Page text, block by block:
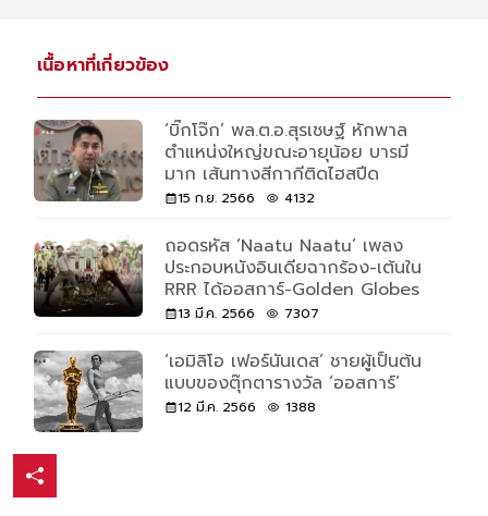
เนื้อหาที่เกี่ยวข้อง
‘บิ๊กโจ๊ก’ พล.ต.อ.สุรเชษฐ์ หักพาล
ตำแหน่งใหญ่ขณะอายุน้อย บารมี
มาก เส้นทางสีกากีติดไฮสปีด
15 ก.ย. 2566 4132
ถอดรหัส ‘Naatu Naatu’ เพลง
ประกอบหนังอินเดียฉากร้อง-เต้นใน
RRR ได้ออสการ์-Golden Globes
13 มี.ค. 2566 7307
‘เอมิลิโอ เฟอร์นันเดส’ ชายผู้เป็นต้น
แบบของตุ๊กตารางวัล ‘ออสการ์’
12 มี.ค. 2566 1388